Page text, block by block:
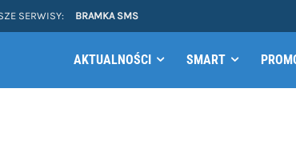
SERWISY: BRAMKA SMS
AKTUALNOŚCI SMART